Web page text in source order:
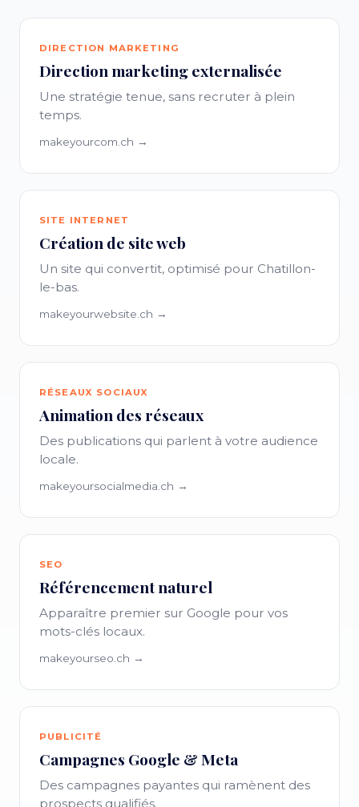
DIRECTION MARKETING
Direction marketing externalisée
Une stratégie tenue, sans recruter à plein
temps.
makeyourcom.ch →
SITE INTERNET
Création de site web
Un site qui convertit, optimisé pour Chatillon-
le-bas.
makeyourwebsite.ch →
RÉSEAUX SOCIAUX
Animation des réseaux
Des publications qui parlent à votre audience
locale.
makeyoursocialmedia.ch →
SEO
Référencement naturel
Apparaître premier sur Google pour vos
mots-clés locaux.
makeyourseo.ch →
PUBLICITÉ
Campagnes Google & Meta
Des campagnes payantes qui ramènent des
prospects qualifiés.